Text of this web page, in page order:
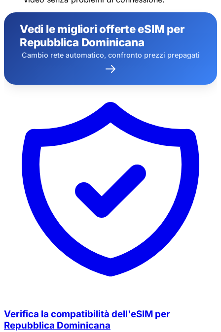
Vedi le migliori offerte eSIM per
Repubblica Dominicana
Cambio rete automatico, confronto prezzi prepagati
Verifica la compatibilità dell'eSIM per
Repubblica Dominicana
837 8
Annulla Richiedi ora